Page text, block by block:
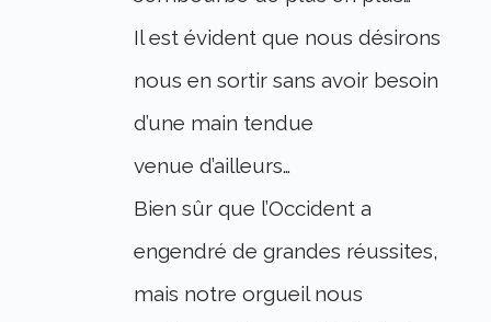
Il est évident que nous désirons
nous en sortir sans avoir besoin
d’une main tendue
venue d’ailleurs…
Bien sûr que l’Occident a
engendré de grandes réussites,
mais notre orgueil nous